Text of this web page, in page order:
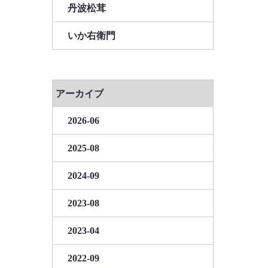
丹波松茸
いか右衛門
アーカイブ
2026-06
2025-08
2024-09
2023-08
2023-04
2022-09